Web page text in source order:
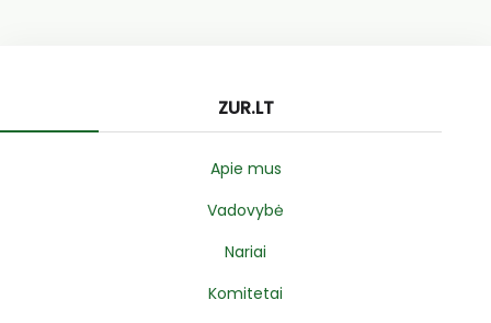
ZUR.LT
Apie mus
Vadovybė
Nariai
Komitetai